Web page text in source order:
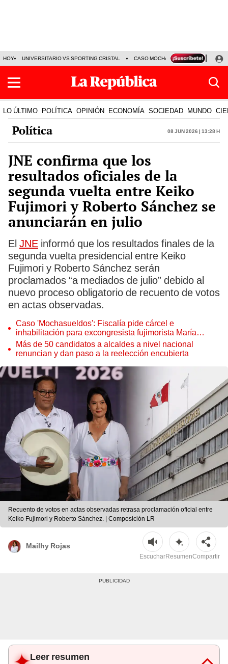
HOY UNIVERSITARIO VS SPORTING CRISTAL CASO MOCHASUELDOS
LO ÚLTIMO POLÍTICA OPINIÓN ECONOMÍA SOCIEDAD MUNDO
Política 08 Jun 2026 | 13:28 h
JNE confirma que los
resultados oficiales de la
segunda vuelta entre Keiko
Fujimori y Roberto Sánchez se
anunciarán en julio
El JNE informó que los resultados finales de la
segunda vuelta presidencial entre Keiko
Fujimori y Roberto Sánchez serán
proclamados “a mediados de julio” debido al
nuevo proceso obligatorio de recuento de votos
en actas observadas.
Caso 'Mochasueldos': Fiscalía pide cárcel e
inhabilitación para excongresista fujimorista María
Cordero Jon Tay
Más de 50 candidatos a alcaldes a nivel nacional
renuncian y dan paso a la reelección encubierta
Recuento de votos en actas observadas retrasa proclamación oficial entre
Keiko Fujimori y Roberto Sánchez. | Composición LR
Mailhy Rojas
EscucharResumenCompartir
Leer resumen